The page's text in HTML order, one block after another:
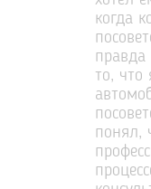
когда
то, что
понял,